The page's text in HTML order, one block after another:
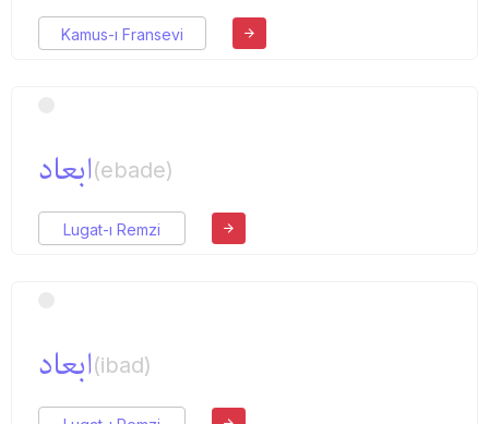
Kamus-ı Fransevi
ابعاد(ebade)
Lugat-ı Remzi
ابعاد(ibad)